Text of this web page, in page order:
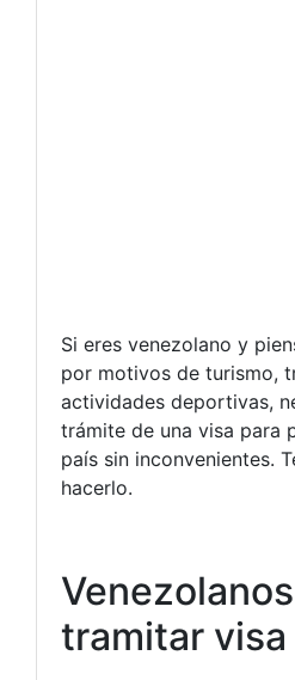
Si eres venezolano y
por motivos de turismo,
actividades deportivas,
trámite de una visa para
país sin inconvenientes.
hacerlo.
tramitar visa